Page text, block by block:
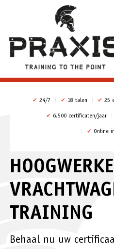
✔ 24/7 ✔ 18 talen ✔ 25
✔ 6.500 certificaten/jaar
✔ Online
TRAINING
Behaal nu uw